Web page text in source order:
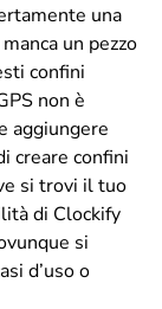
una
un pezzo
confini
non è
aggiungere
creare confini
si trovi il tuo
di Clockify
si
d’uso o